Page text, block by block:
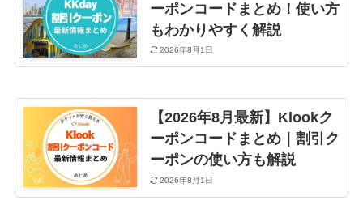
ーポンコードまとめ！使い方
もわかりやすく解説
2026年8月1日
【2026年8月最新】Klookク
ーポンコードまとめ｜割引ク
ーポンの使い方も解説
2026年8月1日